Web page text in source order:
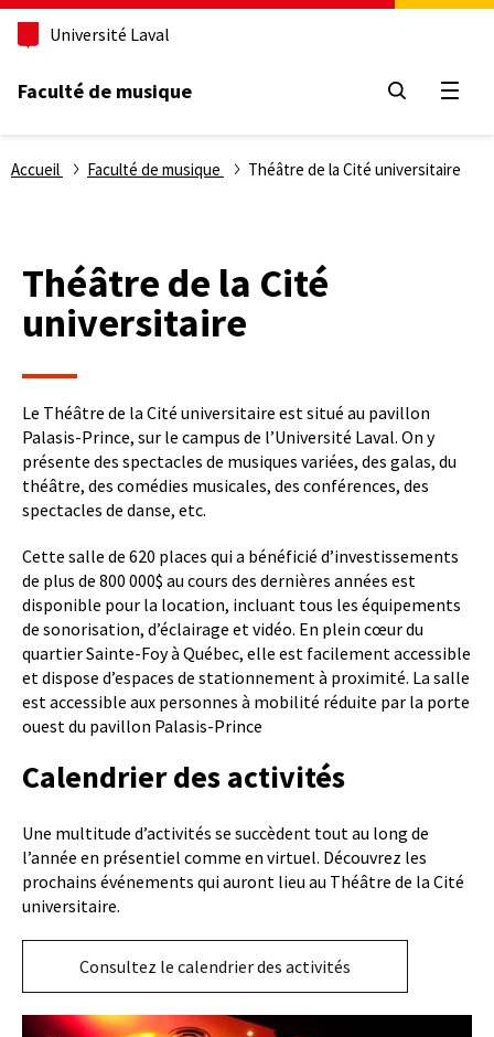
Aller
principal
Université Laval
Faculté de musique
Fil
Accueil Faculté de musique Théâtre de la Cité universitaire
Théâtre de la Cité
universitaire
Description
Le Théâtre de la Cité universitaire est situé au pavillon
Palasis-Prince, sur le campus de l’Université Laval. On y
présente des spectacles de musiques variées, des galas, du
théâtre, des comédies musicales, des conférences, des
spectacles de danse, etc.
Cette salle de 620 places qui a bénéficié d’investissements
de plus de 800 000$ au cours des dernières années est
disponible pour la location, incluant tous les équipements
de sonorisation, d’éclairage et vidéo. En plein cœur du
quartier Sainte-Foy à Québec, elle est facilement accessible
et dispose d’espaces de stationnement à proximité. La salle
est accessible aux personnes à mobilité réduite par la porte
ouest du pavillon Palasis-Prince
Calendrier des activités
Une multitude d’activités se succèdent tout au long de
l’année en présentiel comme en virtuel. Découvrez les
prochains événements qui auront lieu au Théâtre de la Cité
universitaire.
Consultez le calendrier des activités